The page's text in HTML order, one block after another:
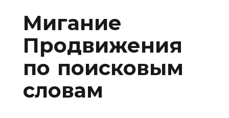
Мигание
Продвижения
по поисковым
словам